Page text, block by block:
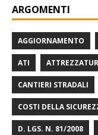
ARGOMENTI
AGGIORNAMENTO
ATI
CANTIERI STRADALI
COSTI DELLA
D. LGS. N. 81/2008